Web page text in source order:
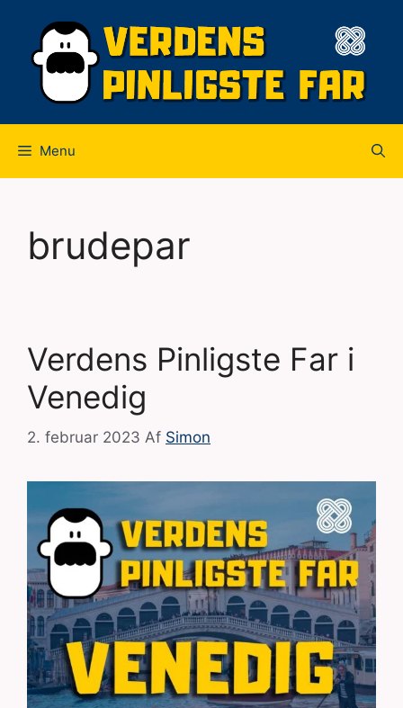
indhold
Menu
brudepar
Verdens Pinligste Far i
Venedig
2. februar 2023 Af Simon